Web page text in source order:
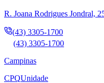
R. Joana Rodrigues Jondral,
(43) 3305-1700
(43) 3305-1700
Campinas
CPQUnidade